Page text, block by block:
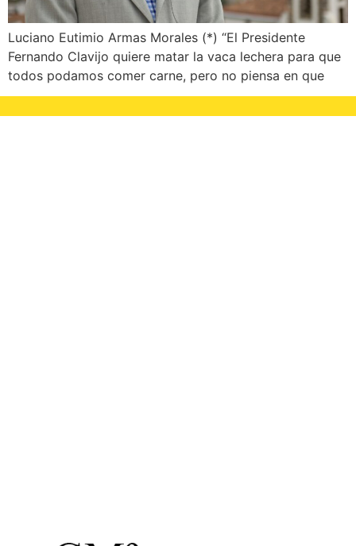
Luciano Eutimio Armas Morales (*) “El Presidente
Fernando Clavijo quiere matar la vaca lechera para que
todos podamos comer carne, pero no piensa en que